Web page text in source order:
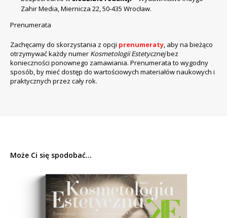
Zahir Media, Miernicza 22, 50-435 Wrocław.
Prenumerata
Zachęcamy do skorzystania z opcji prenumeraty, aby na bieżąco
otrzymywać każdy numer Kosmetologii Estetycznejbez
konieczności ponownego zamawiania. Prenumerata to wygodny
sposób, by mieć dostęp do wartościowych materiałów naukowych i
praktycznych przez cały rok.
Może Ci się spodobać...